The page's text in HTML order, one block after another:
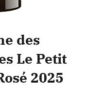
des
Le Petit
2025